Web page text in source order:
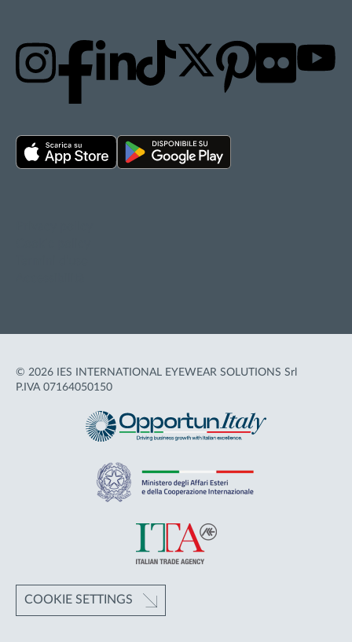
© 2026 IES INTERNATIONAL EYEWEAR SOLUTIONS Srl
P.IVA 07164050150
COOKIE SETTINGS